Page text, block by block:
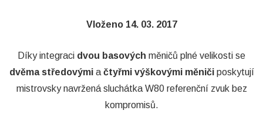
Vloženo 14. 03. 2017
Díky integraci dvou basových měničů plné velikosti se
dvěma středovýmia čtyřmi výškovými měničiposkytují
mistrovsky navržená sluchátka W80 referenční zvuk bez
kompromisů.